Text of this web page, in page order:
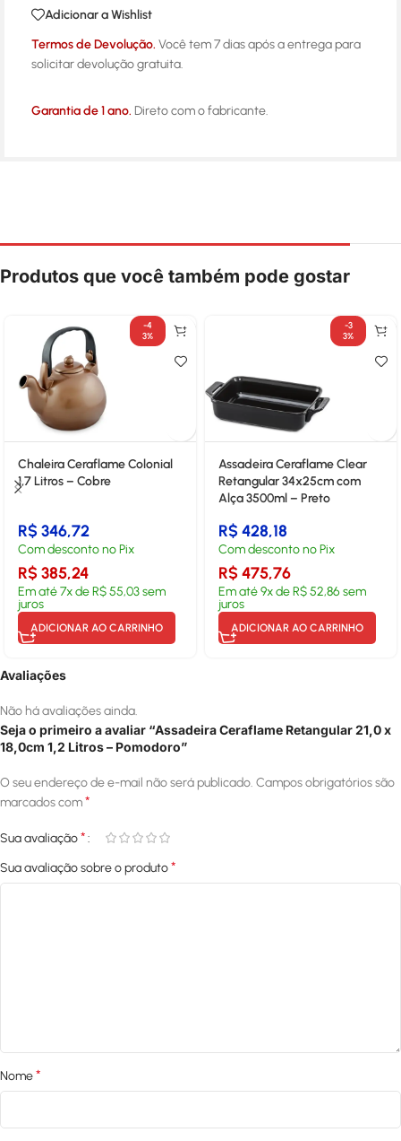
Adicionar a Wishlist
Termos de Devolução. Você tem 7 dias após a entrega para
solicitar devolução gratuita.
Garantia de 1 ano. Direto com o fabricante.
Produtos que você também pode gostar
-4
3%
Chaleira Ceraflame Colonial
1,7 Litros – Cobre
R$346,72
Com desconto no Pix
R$385,24
Em até7x deR$55,03sem
juros
ADICIONAR AO CARRINHO
-3
3%
Assadeira Ceraflame Clear
Retangular 34x25cm com
Alça 3500ml – Preto
R$428,18
Com desconto no Pix
R$475,76
Em até9x deR$52,86 sem
juros
ADICIONAR AO CARRINHO
Avaliações
Não há avaliações ainda.
Seja o primeiro a avaliar “Assadeira Ceraflame Retangular 21,0 x
18,0cm 1,2 Litros – Pomodoro”
O seu endereço de e-mail não será publicado. Campos obrigatórios são
marcados com*
Sua avaliação*
Sua avaliação sobre o produto*
Nome*